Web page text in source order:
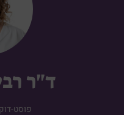
ד"ר
פוסט-